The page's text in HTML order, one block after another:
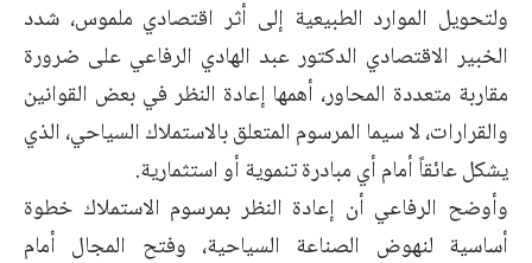
ولتحويل الموارد الطبيعية إلى أثر اقتصادي ملموس، شدد
الخبير الاقتصادي الدكتور عبد الهادي الرفاعي على ضرورة
مقاربة متعددة المحاور، أهمها إعادة النظر في بعض القوانين
والقرارات، لا سيما المرسوم المتعلق بالاستملاك السياحي، الذي
يشكل عائقاً أمام أي مبادرة تنموية أو استثمارية.
وأوضح الرفاعي أن إعادة النظر بمرسوم الاستملاك خطوة
أساسية لنهوض الصناعة السياحية، وفتح المجال أمام